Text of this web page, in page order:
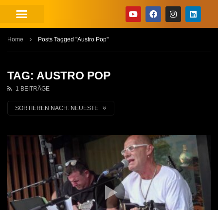
Home Posts Tagged "Austro Pop"
TAG: AUSTRO POP
1 BEITRÄGE
SORTIEREN NACH: NEUESTE